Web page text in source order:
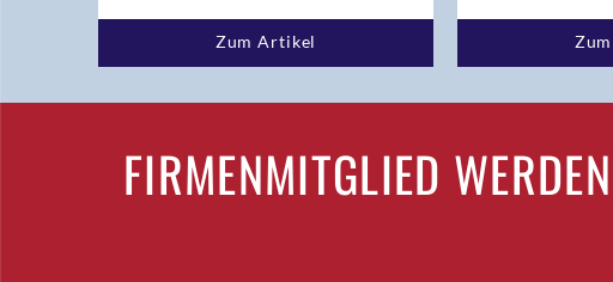
Zum Artikel
FIRMENMITGLIED WERDEN